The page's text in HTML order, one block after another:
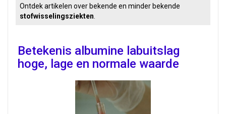
Ontdek artikelen over bekende en minder bekende
stofwisselingsziekten
Betekenis albumine labuitslag
hoge, lage en normale waarde